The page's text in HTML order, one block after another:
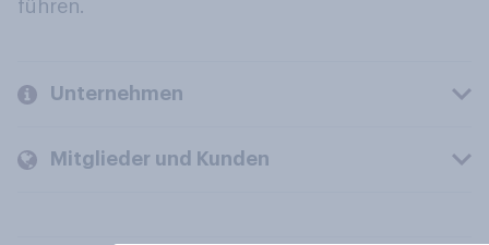
führen.
Unternehmen
Mitglieder und Kunden